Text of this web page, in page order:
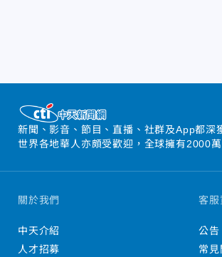
新聞、影音、節目、直播、社群及App都深
世界各地華人亦頗受歡迎，全球擁有2000萬
關於我們
中天介紹
人才招募
客服
公告
常見